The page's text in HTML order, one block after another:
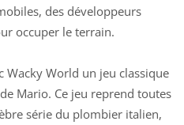
des développeurs
occuper le terrain.
Wacky World un jeu classique
Mario. Ce jeu reprend toutes
série du plombier italien,